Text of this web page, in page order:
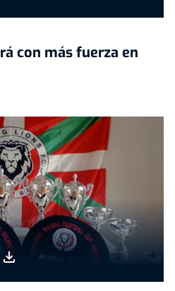
con más fuerza en